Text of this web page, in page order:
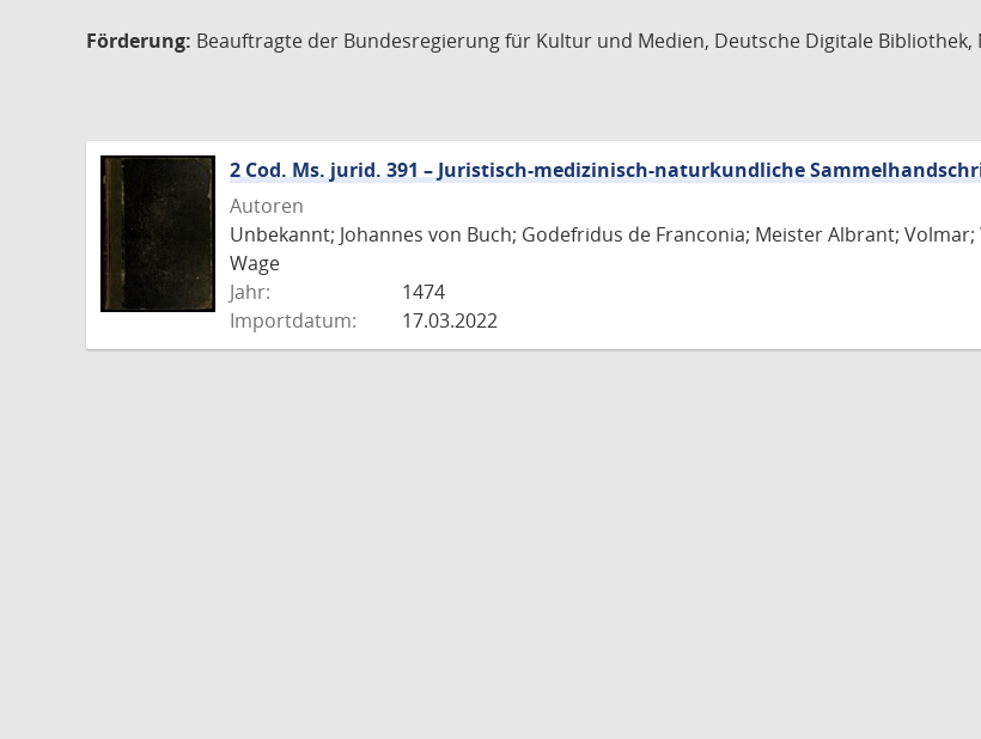
Förderung: Beauftragte der Bundesregierung für Kultur und Medien, Deutsche Digitale
2 Cod. Ms. jurid. 391 – Juristisch-medizinisch-naturkundliche
Autoren
Unbekannt; Johannes von Buch; Godefridus de Franconia; Meister Albrant;
Wage
Jahr:
1474
Importdatum:
17.03.2022